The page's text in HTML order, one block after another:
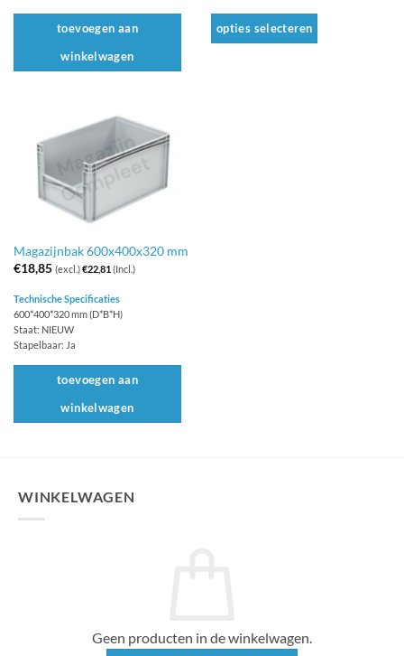
toevoegen aan
winkelwagen
opties selecteren
Magazijnbak 600x400x320 mm
€18,85 (excl.)€22,81 (Incl.)
Technische Specificaties
600*400*320 mm (D*B*H)
Staat: NIEUW
Stapelbaar: Ja
toevoegen aan
winkelwagen
WINKELWAGEN
Geen producten in de winkelwagen.